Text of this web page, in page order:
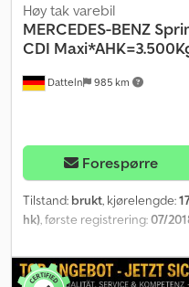
Datteln 985 km
Høy tak varebil
MERCEDES-BENZ
CDI
Forespørre
Tilstand: brukt, kjørelengde:
hk), første registrering:07/
antall seter:2, total lengde:7
mm, lasteplassbredde:1 780